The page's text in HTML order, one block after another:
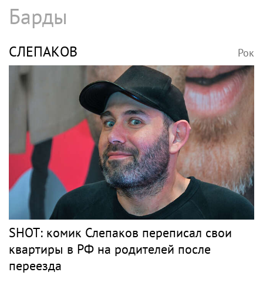
Барды
СЛЕПАКОВ Рок
SHOT: комик Слепаков переписал свои
квартиры в РФ на родителей после
переезда